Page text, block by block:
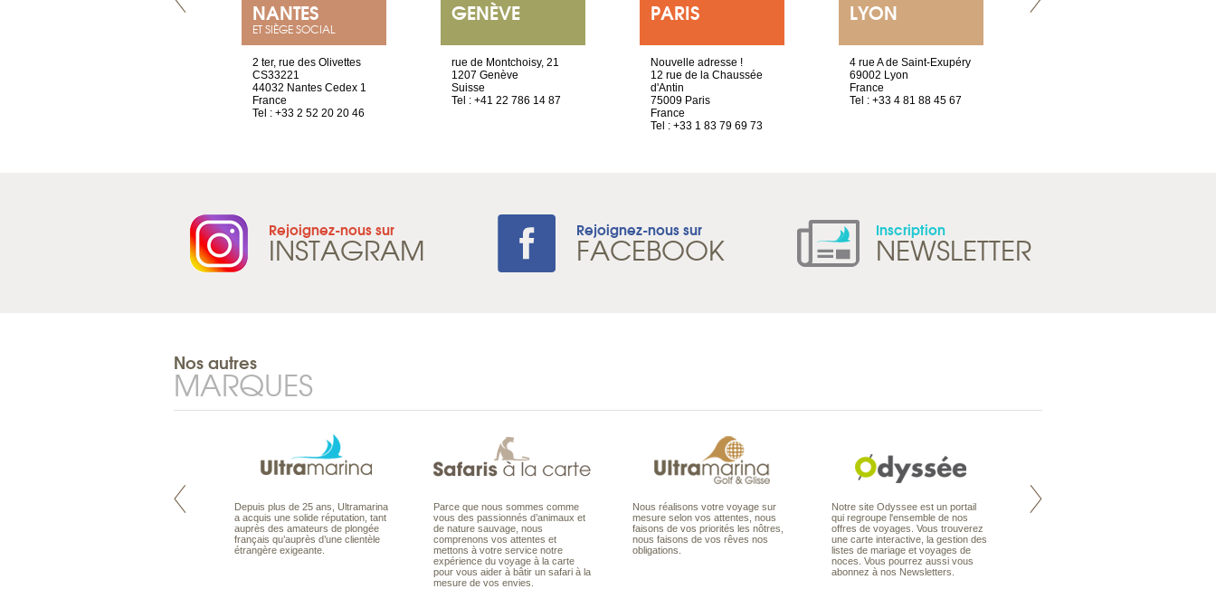
NANTES
ET SIÈGE SOCIAL
2 ter, rue des Olivettes
CS33221
44032 Nantes Cedex 1
France
Tel : +33 2 52 20 20 46
GENÈVE
rue de Montchoisy, 21
1207 Genève
Suisse
Tel : +41 22 786 14 87
PARIS
Nouvelle adresse !
12 rue de la Chaussée
d'Antin
75009 Paris
France
Tel : +33 1 83 79 69 73
LYON
4 rue A de Saint-Exupéry
69002 Lyon
France
Tel : +33 4 81 88 45 67
Rejoignez-nous sur
INSTAGRAM Rejoignez-nous sur
FACEBOOK Inscription
NEWSLETTER
Nos autres
MARQUES
Maldives à la Carte propose tous
Depuis plus de 25 ans, Ultramarina
a acquis une solide réputation, tant
auprès des amateurs de plongée
français qu’auprès d’une clientèle
étrangère exigeante.
Parce que nous sommes comme
vous des passionnés d’animaux et
de nature sauvage, nous
comprenons vos attentes et
mettons à votre service notre
expérience du voyage à la carte
pour vous aider à bâtir un safari à la
mesure de vos envies.
Nous réalisons votre voyage sur
mesure selon vos attentes, nous
faisons de vos priorités les nôtres,
nous faisons de vos rêves nos
obligations.
Notre site Odyssee est un portail
qui regroupe l'ensemble de nos
offres de voyages. Vous trouverez
une carte interactive, la gestion des
listes de mariage et voyages de
noces. Vous pourrez aussi vous
abonnez à nos Newsletters.
Nouvelle-Zélande à la carte
organise votre séjour en Nouvelle-